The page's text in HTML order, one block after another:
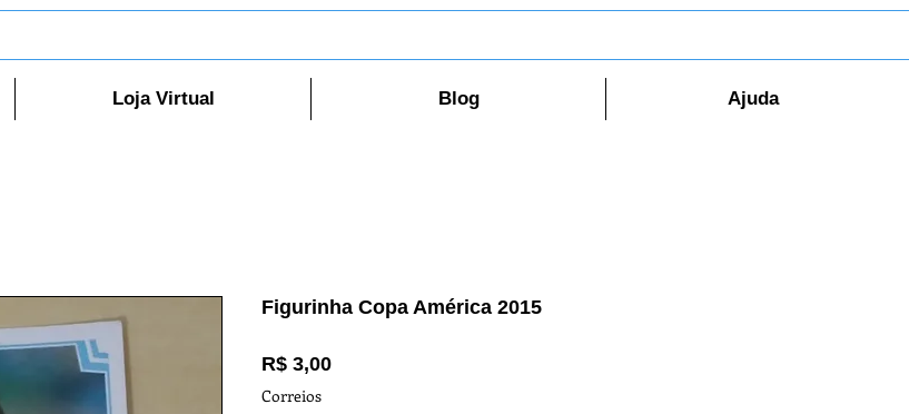
Loja Virtual Blog Ajuda
Figurinha Copa América 2015
R$ 3,00Preço
Correios